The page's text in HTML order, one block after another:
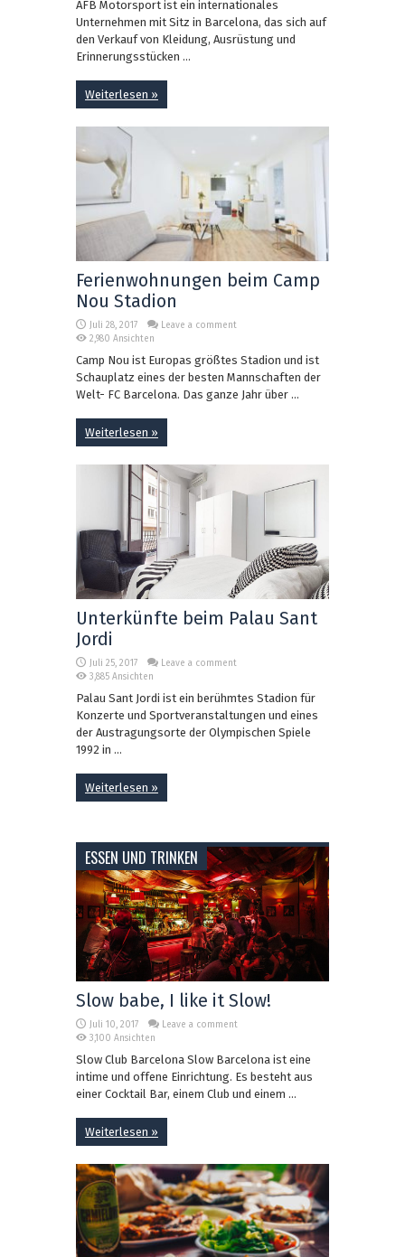
AFB Motorsport ist ein internationales
Unternehmen mit Sitz in Barcelona, das sich auf
den Verkauf von Kleidung, Ausrüstung und
Erinnerungsstücken ...
Weiterlesen »
Ferienwohnungen beim Camp
Nou Stadion
Juli 28, 2017
Leave a comment
2,980 Ansichten
Camp Nou ist Europas größtes Stadion und ist
Schauplatz eines der besten Mannschaften der
Welt- FC Barcelona. Das ganze Jahr über ...
Weiterlesen »
Unterkünfte beim Palau Sant
Jordi
Juli 25, 2017
Leave a comment
3,885 Ansichten
Palau Sant Jordi ist ein berühmtes Stadion für
Konzerte und Sportveranstaltungen und eines
der Austragungsorte der Olympischen Spiele
1992 in ...
Weiterlesen »
ESSEN UND TRINKEN
Slow babe, I like it Slow!
Juli 10, 2017
Leave a comment
3,100 Ansichten
Slow Club Barcelona Slow Barcelona ist eine
intime und offene Einrichtung. Es besteht aus
einer Cocktail Bar, einem Club und einem ...
Weiterlesen »